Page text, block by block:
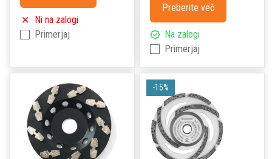
Ni na zalogi
Primerjaj
Preberite več
Na zalogi
Primerjaj
-15%